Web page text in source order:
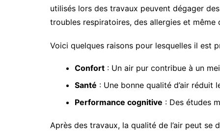
utilisés lors des travaux peuvent dégager
troubles respiratoires, des allergies et même
Voici quelques raisons pour lesquelles il est
Confort : Un air pur contribue à un
Santé : Une bonne qualité d’air réduit
Performance cognitive : Des études
Après des travaux, la qualité de l’air peut se